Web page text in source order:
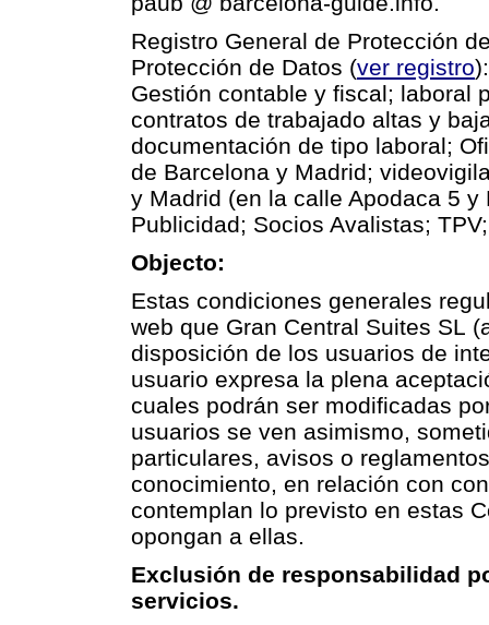
Registro General de Protección
Protección de Datos (ver registro
Gestión contable y fiscal; laboral
contratos de trabajado altas y
documentación de tipo laboral;
de Barcelona y Madrid;
y Madrid (en la calle Apodaca 5
Publicidad; Socios Avalistas;
Objecto:
Estas condiciones generales
web que Gran Central Suites SL
disposición de los usuarios de
usuario expresa la plena
cuales podrán ser modificadas
usuarios se ven asimismo,
particulares, avisos o
conocimiento, en relación con
contemplan lo previsto en estas
opongan a ellas.
Exclusión de responsabilidad
servicios.